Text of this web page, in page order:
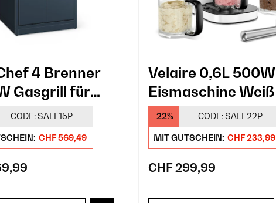
4 Brenner
Gasgrill für
Küche
CODE:SALE15P
CHF 569,49
Velaire 0,6L 500W
Eismaschine Weiß
-22% CODE:SALE22P
MIT GUTSCHEIN: CHF 233,99
CHF 299,99